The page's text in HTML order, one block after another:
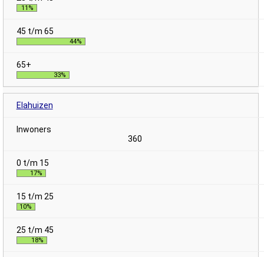
11%
44%
33%
Elahuizen
360
17%
10%
18%